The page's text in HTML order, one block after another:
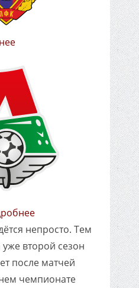
непросто. Тем
второй сезон
после матчей
чемпионате